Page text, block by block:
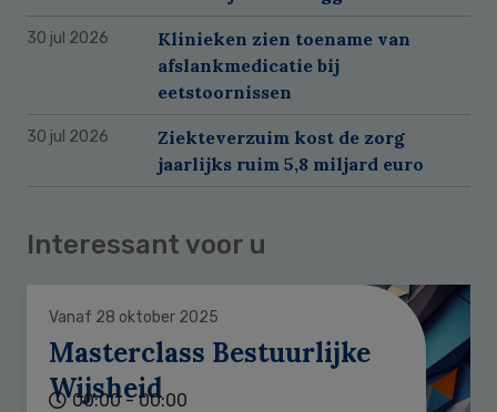
30 jul 2026
Klinieken zien toename van
afslankmedicatie bij
eetstoornissen
30 jul 2026
Ziekteverzuim kost de zorg
jaarlijks ruim 5,8 miljard euro
Interessant voor u
Vanaf 28 oktober 2025
Masterclass Bestuurlijke
Wijsheid
00:00 - 00:00